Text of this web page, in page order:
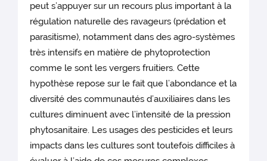
peut s’appuyer sur un recours plus important à la
régulation naturelle des ravageurs (prédation et
parasitisme), notamment dans des agro-systèmes
très intensifs en matière de phytoprotection
comme le sont les vergers fruitiers. Cette
hypothèse repose sur le fait que l’abondance et la
diversité des communautés d’auxiliaires dans les
cultures diminuent avec l’intensité de la pression
phytosanitaire. Les usages des pesticides et leurs
impacts dans les cultures sont toutefois difficiles à